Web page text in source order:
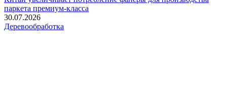
паркета премиум-класса
30.07.2026
Деревообработка